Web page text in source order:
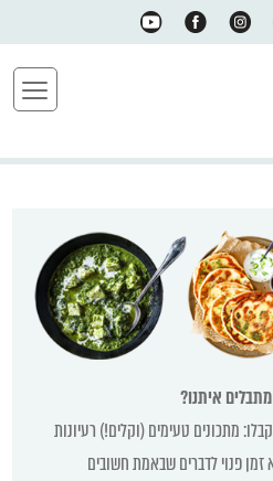
איתנו?
מתכונים טעימים (וקלים!) רעיונות
פנוי לדברים שבאמת חשובים